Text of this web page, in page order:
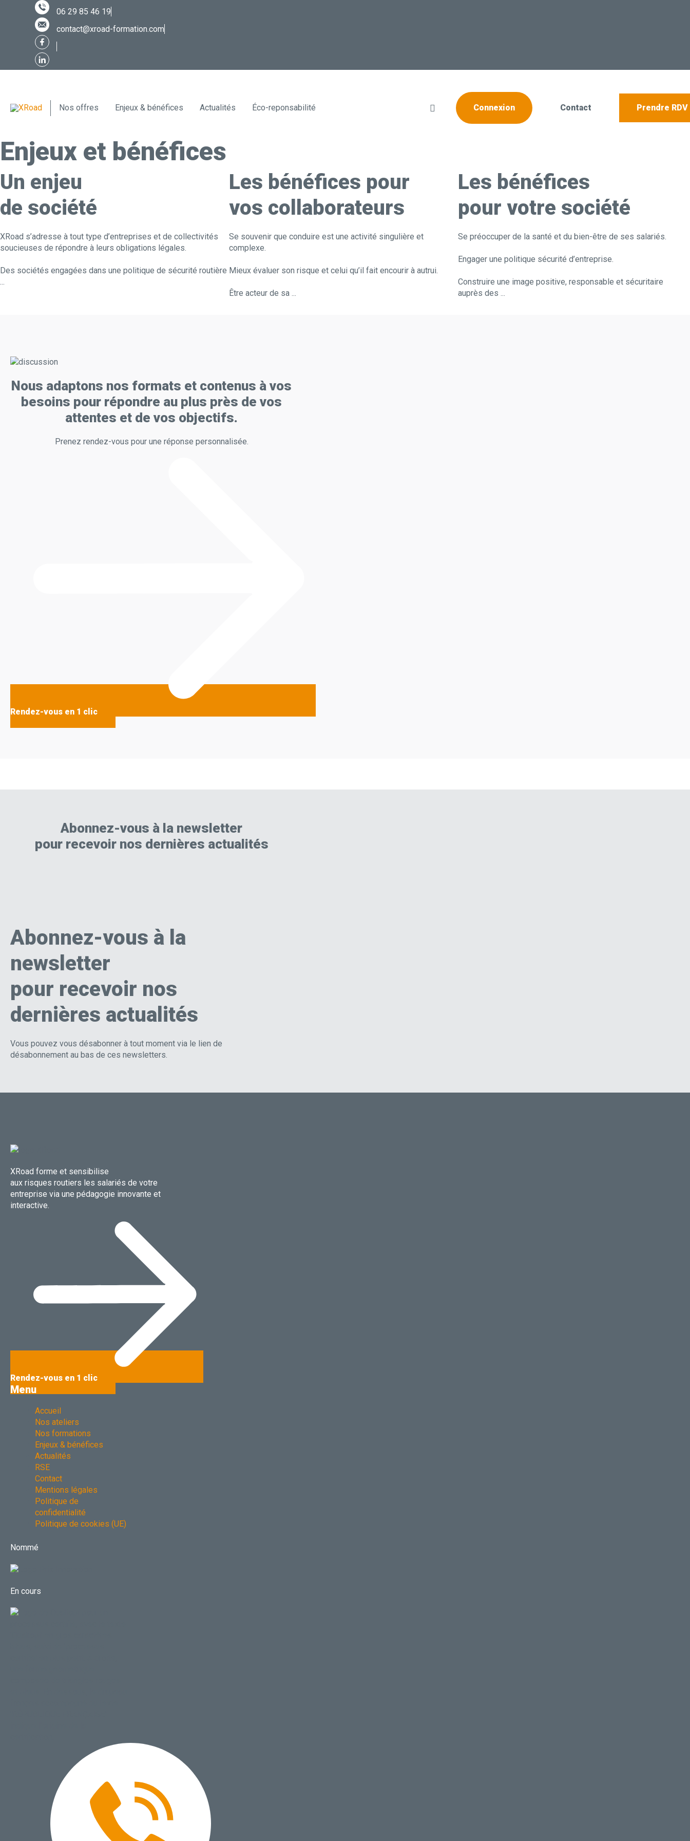
06 29 85 46 19
contact@xroad-formation.com
Nos offres Enjeux & bénéfices Actualités Éco-reponsabilité RechercherConnexion Contact Prendre RDV
Enjeux et bénéfices
Un enjeu
de société
XRoad s’adresse à tout type d’entreprises et de collectivités
soucieuses de répondre à leurs obligations légales.
Des sociétés engagées dans une politique de sécurité routière
...
Les bénéfices pour
vos collaborateurs
Se souvenir que conduire est une activité singulière et
complexe.
Mieux évaluer son risque et celui qu’il fait encourir à autrui.
Être acteur de sa ...
Les bénéfices
pour votre société
Se préoccuper de la santé et du bien-être de ses salariés.
Engager une politique sécurité d’entreprise.
Construire une image positive, responsable et sécuritaire
auprès des ...
Nous adaptons nos formats et contenus à vos
besoins pour répondre au plus près de vos
attentes et de vos objectifs.
Prenez rendez-vous pour une réponse personnalisée.
Rendez-vous en 1 clic
Abonnez-vous à la newsletter
pour recevoir nos dernières actualités
Abonnez-vous à la
newsletter
pour recevoir nos
dernières actualités
Vous pouvez vous désabonner à tout moment via le lien de
désabonnement au bas de ces newsletters.
XRoad forme et sensibilise
aux risques routiers les salariés de votre
entreprise via une pédagogie innovante et
interactive.
Rendez-vous en 1 clic
Menu
Accueil
Nos ateliers
Nos formations
Enjeux & bénéfices
Actualités
RSE
Contact
Mentions légales
Politique de
confidentialité
Politique de cookies (UE)
Nommé
En cours